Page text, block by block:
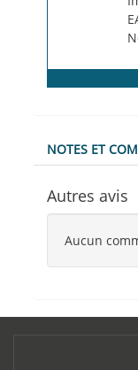
NOTES ET
Autres avis
Aucun